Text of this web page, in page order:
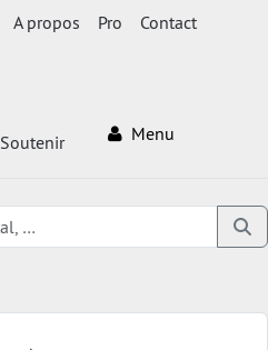
A propos Pro Contact
Soutenir Menu